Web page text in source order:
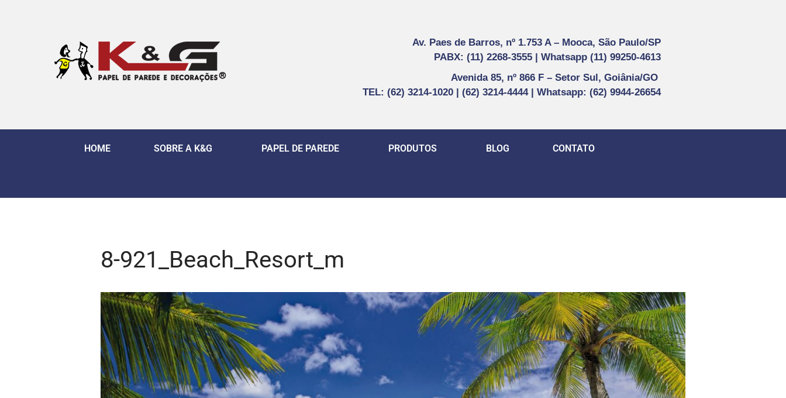
Av. Paes de Barros, nº 1.753 A – Mooca, São Paulo/SP
PABX: (11) 2268-3555 | Whatsapp (11) 99250-4613
Avenida 85, nº 866 F – Setor Sul, Goiânia/GO
TEL: (62) 3214-1020 | (62) 3214-4444 | Whatsapp: (62) 9944-26654
HOME SOBRE A K&G PAPEL DE PAREDE PRODUTOS BLOG CONTATO
8-921_Beach_Resort_m